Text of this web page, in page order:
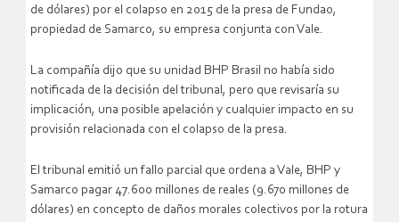
de dólares) por el colapso en 2015 de la presa de Fundao,
propiedad de Samarco, su empresa conjunta con Vale.
La compañía dijo que su unidad BHP Brasil no había sido
notificada de la decisión del tribunal, pero que revisaría su
implicación, una posible apelación y cualquier impacto en su
provisión relacionada con el colapso de la presa.
El tribunal emitió un fallo parcial que ordena a Vale, BHP y
Samarco pagar 47.600 millones de reales (9.670 millones de
dólares) en concepto de daños morales colectivos por la rotura